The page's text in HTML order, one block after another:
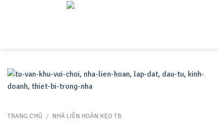
TRANG CHỦ / NHÀ LIÊN HOÀN KẸO TB